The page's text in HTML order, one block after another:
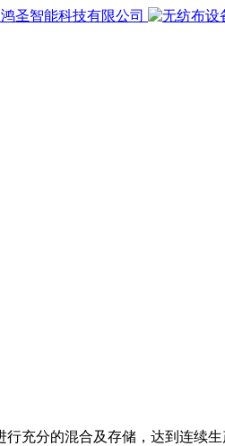
充分的混合及存储，达到连续生